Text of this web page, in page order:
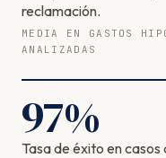
reclamación.
MEDIA EN GASTOS
ANALIZADAS
97%
Tasa de éxito en